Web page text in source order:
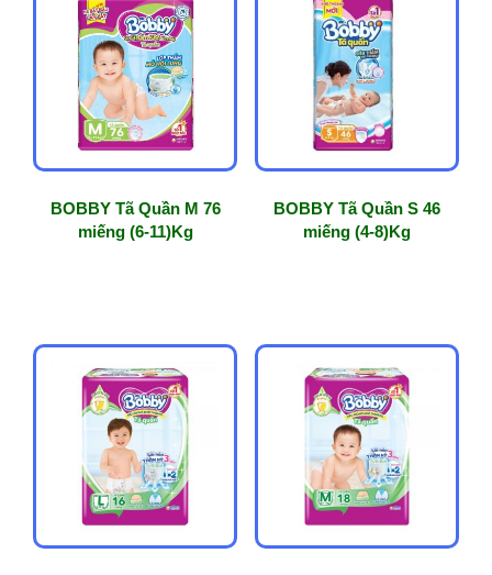
BOBBY Tã Quần M 76
miếng (6-11)Kg
BOBBY Tã Quần S 46
miếng (4-8)Kg